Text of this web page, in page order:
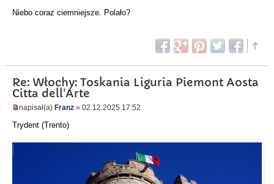
Niebo coraz ciemniejsze. Polało?
Re: Włochy: Toskania Liguria Piemont Aosta
Citta dell'Arte
napisał(a) Franz » 02.12.2025 17:52
Trydent (Trento)